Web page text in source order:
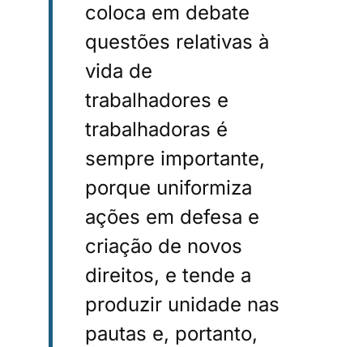
coloca em debate
questões relativas à
vida de
trabalhadores e
trabalhadoras é
sempre importante,
porque uniformiza
ações em defesa e
criação de novos
direitos, e tende a
produzir unidade nas
pautas e, portanto,